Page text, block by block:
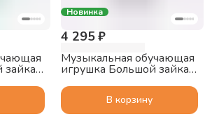
зайка
Новинка
4 295 ₽
Музыкальная обучающая
игрушка Большой зайка
Bluetooth колонки,
фиолетовыйВ корзину